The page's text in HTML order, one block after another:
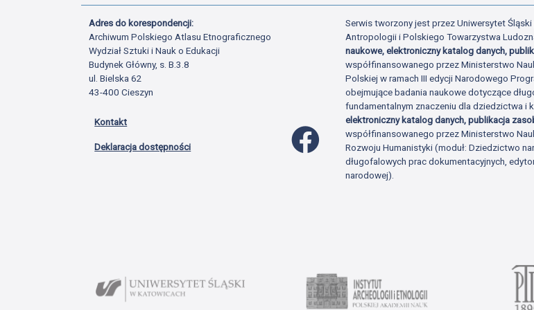
Adres do korespondencji:
Archiwum Polskiego Atlasu Etnograficznego
Wydział Sztuki i Nauk o Edukacji
Budynek Główny, s. B.3.8
ul. Bielska 62
43-400 Cieszyn
Kontakt
Deklaracja dostępności
Profil Facebook
Serwis tworzony jest przez Uniwersytet
Antropologii i Polskiego Towarzystwa
naukowe, elektroniczny katalog danych,
współfinansowanego przez Ministerstwo
Polskiej w ramach III edycji Narodowego
obejmujące badania naukowe dotyczące
fundamentalnym znaczeniu dla dziedzictwa i
elektroniczny katalog danych, publikacja
współfinansowanego przez Ministerstwo
Rozwoju Humanistyki (moduł: Dziedzictwo
długofalowych prac dokumentacyjnych,
narodowej).